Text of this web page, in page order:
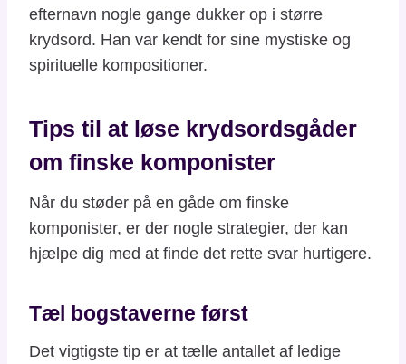
efternavn nogle gange dukker op i større
krydsord. Han var kendt for sine mystiske og
spirituelle kompositioner.
Tips til at løse krydsordsgåder
om finske komponister
Når du støder på en gåde om finske
komponister, er der nogle strategier, der kan
hjælpe dig med at finde det rette svar hurtigere.
Tæl bogstaverne først
Det vigtigste tip er at tælle antallet af ledige